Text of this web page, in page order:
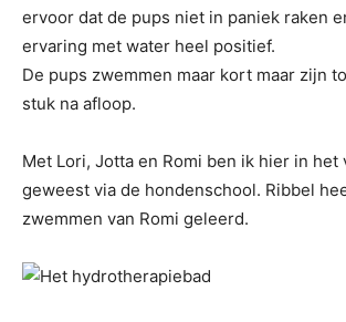
ervoor dat de pups niet in paniek raken
ervaring met water heel positief.
De pups zwemmen maar kort maar zijn
stuk na afloop.
Met Lori, Jotta en Romi ben ik hier in het
geweest via de hondenschool. Ribbel
zwemmen van Romi geleerd.